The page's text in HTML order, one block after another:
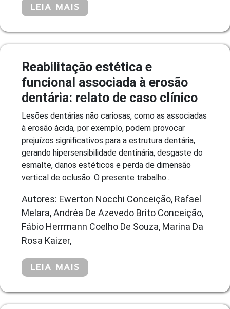
LEIA MAIS
Reabilitação estética e
funcional associada à erosão
dentária: relato de caso clínico
Lesões dentárias não cariosas, como as associadas
à erosão ácida, por exemplo, podem provocar
prejuízos significativos para a estrutura dentária,
gerando hipersensibilidade dentinária, desgaste do
esmalte, danos estéticos e perda de dimensão
vertical de oclusão. O presente trabalho...
Autores: Ewerton Nocchi Conceição, Rafael
Melara, Andréa De Azevedo Brito Conceição,
Fábio Herrmann Coelho De Souza, Marina Da
Rosa Kaizer,
LEIA MAIS